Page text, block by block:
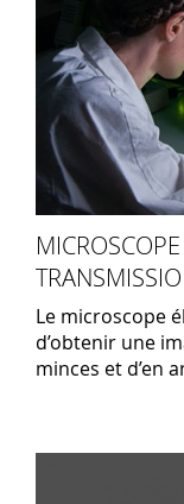
Le microscope
d’obtenir une
minces et d’en